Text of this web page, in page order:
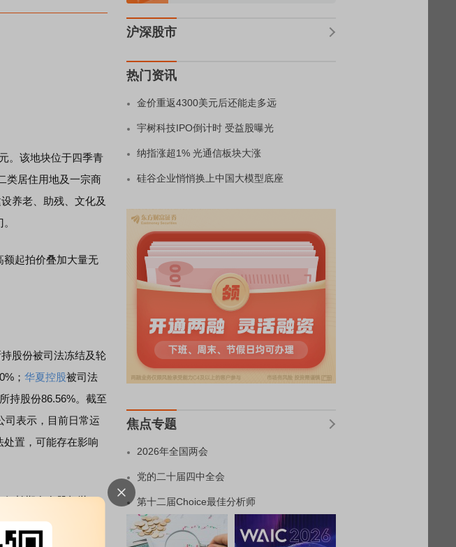
。该地块位于四季青
类居住用地及一宗商
养老、助残、文化及
额起拍价叠加大量无
持股份被司法冻结及轮
； 华夏控股被司法
持股份86.56%。截至
司表示，目前日常运
置，可能存在影响
但长期存在股权抛
值承压。
沪深股市
热门资讯
金价重返4300美元后还能走多远
宇树科技IPO倒计时 受益股曝光
纳指涨超1% 光通信板块大涨
硅谷企业悄悄换上中国大模型底座
焦点专题
2026年全国两会
党的二十届四中全会
第十二届Choice最佳分析师